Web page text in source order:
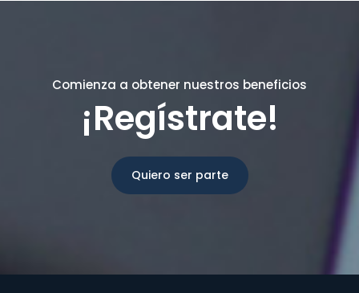
Comienza a obtener nuestros beneficios
¡Regístrate!
Quiero ser parte